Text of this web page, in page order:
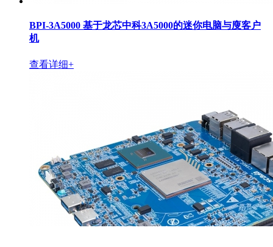
BPI-3A5000 基于龙芯中科3A5000的迷你电脑与廋客户
机
查看详细+